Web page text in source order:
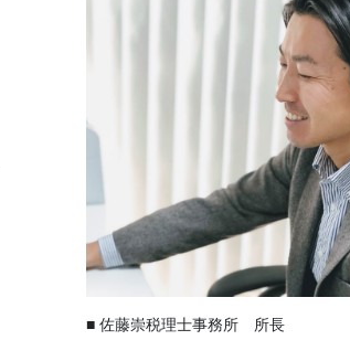
■ 佐藤崇税理士事務所 所長